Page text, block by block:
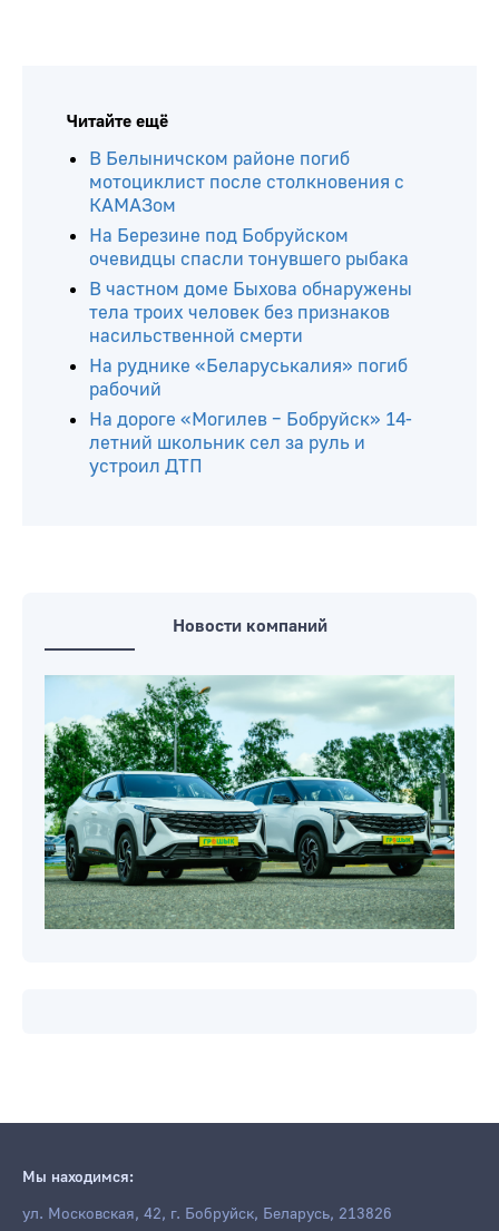
Читайте ещё
В Белыничском районе погиб
мотоциклист после столкновения с
КАМАЗом
На Березине под Бобруйском
очевидцы спасли тонувшего рыбака
В частном доме Быхова обнаружены
тела троих человек без признаков
насильственной смерти
На руднике «Беларуськалия» погиб
рабочий
На дороге «Могилев – Бобруйск» 14-
летний школьник сел за руль и
устроил ДТП
Новости компаний
Мы находимся:
ул. Московская, 42, г. Бобруйск, Беларусь, 213826